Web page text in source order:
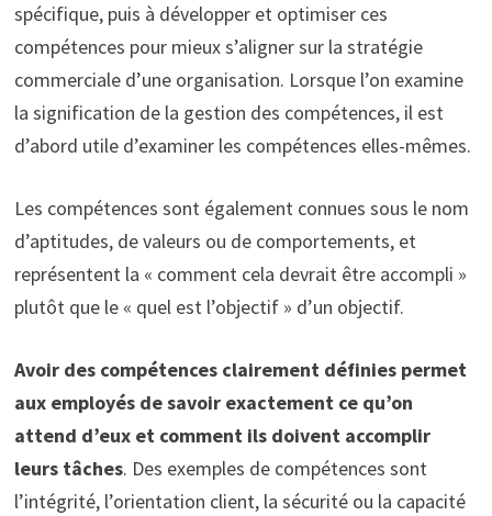
spécifique, puis à développer et optimiser ces
compétences pour mieux s’aligner sur la stratégie
commerciale d’une organisation. Lorsque l’on examine
la signification de la gestion des compétences, il est
d’abord utile d’examiner les compétences elles-mêmes.
Les compétences sont également connues sous le nom
d’aptitudes, de valeurs ou de comportements, et
représentent la « comment cela devrait être accompli »
plutôt que le « quel est l’objectif » d’un objectif.
Avoir des compétences clairement définies permet
aux employés de savoir exactement ce qu’on
attend d’eux et comment ils doivent accomplir
leurs tâches. Des exemples de compétences sont
l’intégrité, l’orientation client, la sécurité ou la capacité